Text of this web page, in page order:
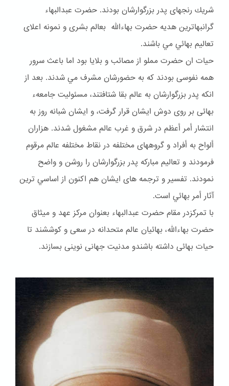
شريك رنجهاى پدر بزرگوارشان بودند. حضرت عبدالبهاء
گرانبهاترين هديه حضرت بهاءالله بعالم بشرى و نمونه اعلاى
تعاليم بهائي مي باشند.
حيات ان حضرت مملو از مصائب و بلايا بود اما باعث سرور
همه نفوسى بودند كه به حضورشان مشرف مي شدند. بعد از
انكه پدر بزرگوارشان به عالم بقا شتافتند، مسئوليت جامعهء
بهائى بر روى دوش ايشان قرار گرفت، و ايشان شبانه روز به
انتشار أمر أعظم در شرق و غرب عالم مشغول شدند. هزاران
ألواح به أفراد و گروههاى مختلفه در نقاط مختلفه عالم مرقوم
فرمودند و تعاليم مباركه پدر بزرگوارشان را روشن و واضح
نمودند. تفسير و ترجمه هاى ايشان هم اكنون از اساسي ترين
آثار أمر بهائي است.
با تمرکزدر مقام حضرت عبدالبهاء بعنوان مركز عهد و ميثاق
حضرت بهاءالله، بهائيان عالم متحدانه در سعى و كوششند تا
حيات بهائى داشته باشندو مدنيت جهانى نوينى بسازند.